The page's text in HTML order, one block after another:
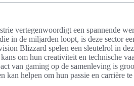
vertegenwoordigt een spannende
in de miljarden loopt, is deze sector
Blizzard spelen een sleutelrol in
om hun creativiteit en technische
van gaming op de samenleving is
kan helpen om hun passie en carrière